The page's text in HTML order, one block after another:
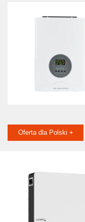
Oferta dla Polski +